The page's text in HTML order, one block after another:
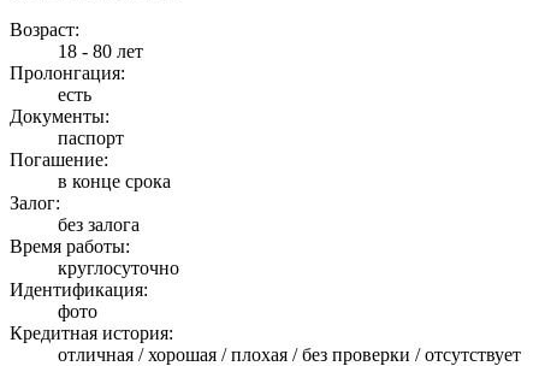
Возраст:
18 - 80 лет
Пролонгация:
есть
Документы:
паспорт
Погашение:
в конце срока
Залог:
без залога
Время работы:
круглосуточно
Идентификация:
фото
Кредитная история:
отличная / хорошая / плохая / без проверки / отсутствует